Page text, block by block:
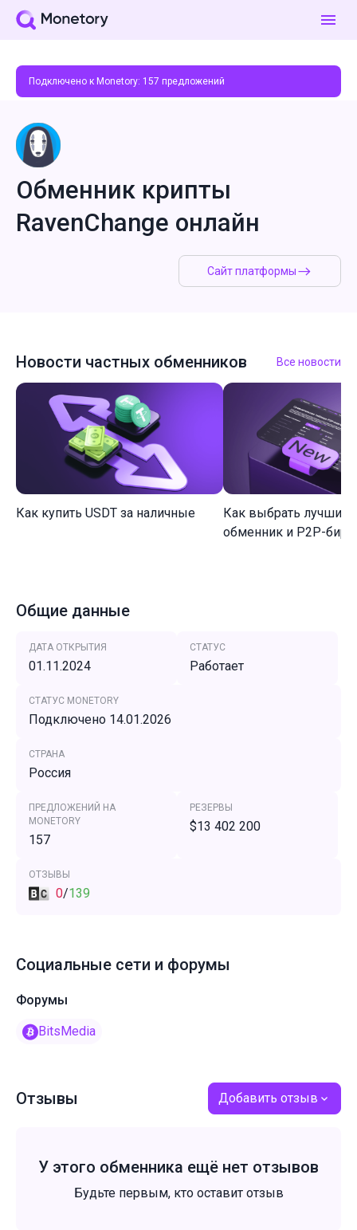
Подключено к Monetory: 157 предложений
Сайт платформы
Обменник крипты
RavenChange онлайн
Новости частных обменников Все новости
Как купить USDT за наличные
Как выбрать лучший
обменник и P2P-
Общие данные
ДАТА ОТКРЫТИЯ
01.11.2024
СТАТУС
Работает
СТАТУС MONETORY
Подключено 14.01.2026
СТРАНА
Россия
ПРЕДЛОЖЕНИЙ НА
MONETORY
157
РЕЗЕРВЫ
$13 402 200
ОТЗЫВЫ
0/139
Социальные сети и форумы
Форумы
BitsMedia
Отзывы Добавить отзыв
У этого обменника ещё нет отзывов
Будьте первым, кто оставит отзыв